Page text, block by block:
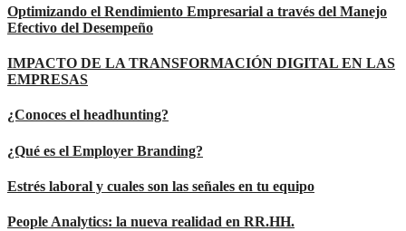
Optimizando el Rendimiento Empresarial a través del Manejo
Efectivo del Desempeño
IMPACTO DE LA TRANSFORMACIÓN DIGITAL EN LAS
EMPRESAS
¿Conoces el headhunting?
¿Qué es el Employer Branding?
Estrés laboral y cuales son las señales en tu equipo
People Analytics: la nueva realidad en RR.HH.